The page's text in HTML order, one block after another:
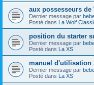
aux possesseurs
Dernier message par
Posté dans La Wolf
position du starter
Dernier message par
Posté dans La XS
manuel d'utilisation
Dernier message par
Posté dans La XS